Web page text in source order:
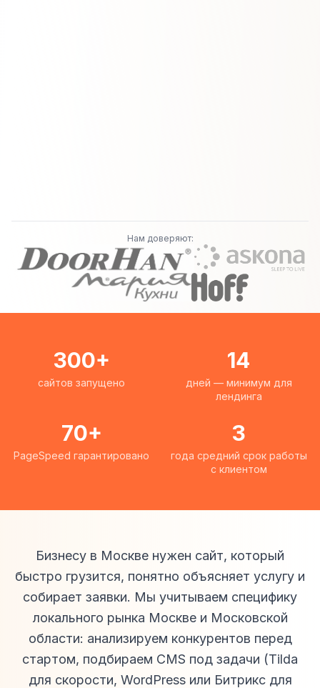
Нам доверяют:
300+
сайтов запущено
14
дней — минимум для
лендинга
70+
PageSpeed гарантировано
3
года средний срок работы
с клиентом
Бизнесу в Москве нужен сайт, который
быстро грузится, понятно объясняет услугу и
собирает заявки. Мы учитываем специфику
локального рынка Москве и Московской
области: анализируем конкурентов перед
стартом, подбираем CMS под задачи (Tilda
для скорости, WordPress или Битрикс для